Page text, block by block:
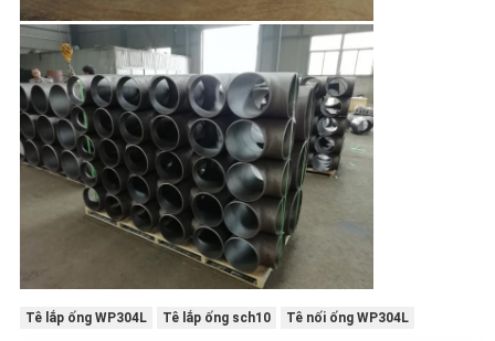
Tê lắp ống WP304L Tê lắp ống sch10 Tê nối ống WP304L